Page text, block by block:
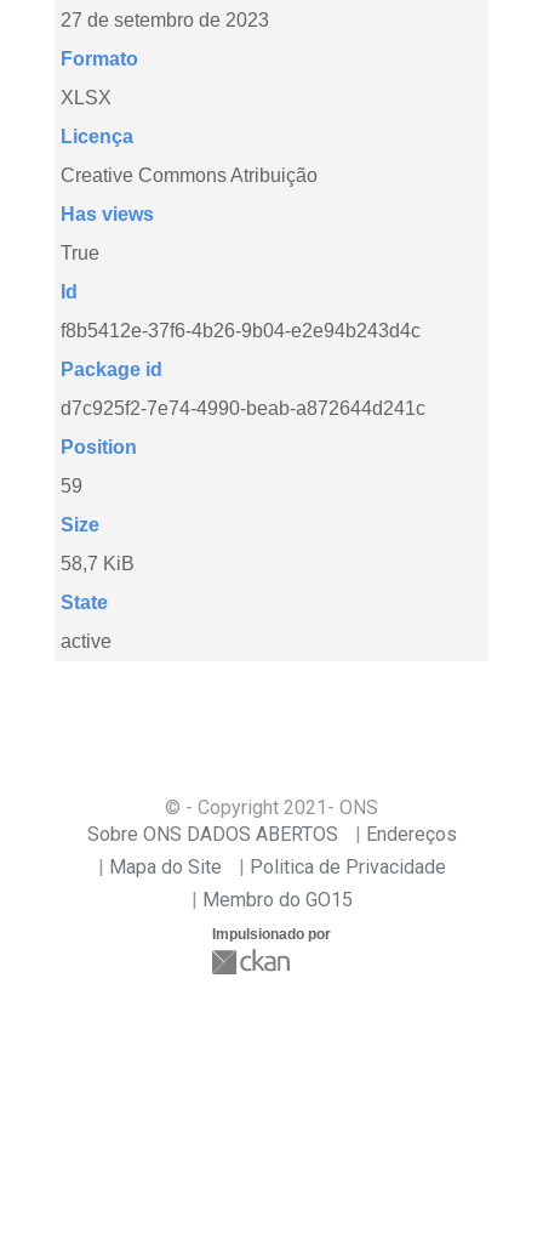
27 de setembro de 2023
Formato
XLSX
Licença
Creative Commons Atribuição
Has views
True
Id
f8b5412e-37f6-4b26-9b04-e2e94b243d4c
Package id
d7c925f2-7e74-4990-beab-a872644d241c
Position
59
Size
58,7 KiB
State
active
© - Copyright 2021 - ONS
Sobre ONS DADOS ABERTOS
Endereços
Mapa do Site
Politica de Privacidade
Membro do GO15
Impulsionado por